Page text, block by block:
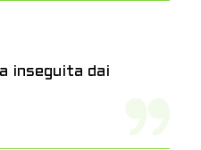
inseguita dai